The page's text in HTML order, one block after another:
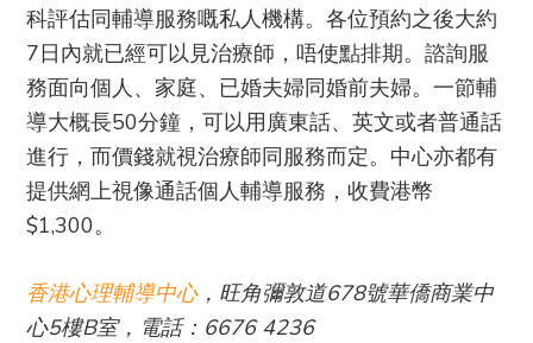
科評估同輔導服務嘅私人機構。各位預約之後大約
7日內就已經可以見治療師，唔使點排期。諮詢服
務面向個人、家庭、已婚夫婦同婚前夫婦。一節輔
導大概長50分鐘，可以用廣東話、英文或者普通話
進行，而價錢就視治療師同服務而定。中心亦都有
提供網上視像通話個人輔導服務，收費港幣
$1,300。
香港心理輔導中心，旺角彌敦道678號華僑商業中
心5樓B室，電話：6676 4236